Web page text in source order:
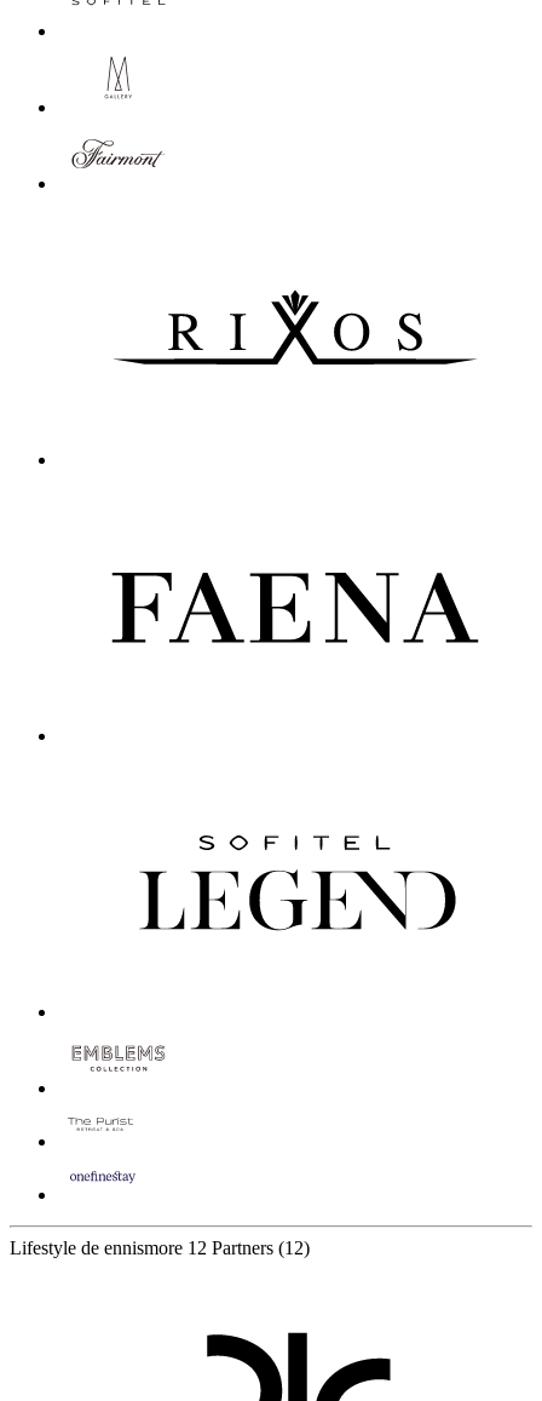
Lifestyle de ennismore 12 Partners (12)